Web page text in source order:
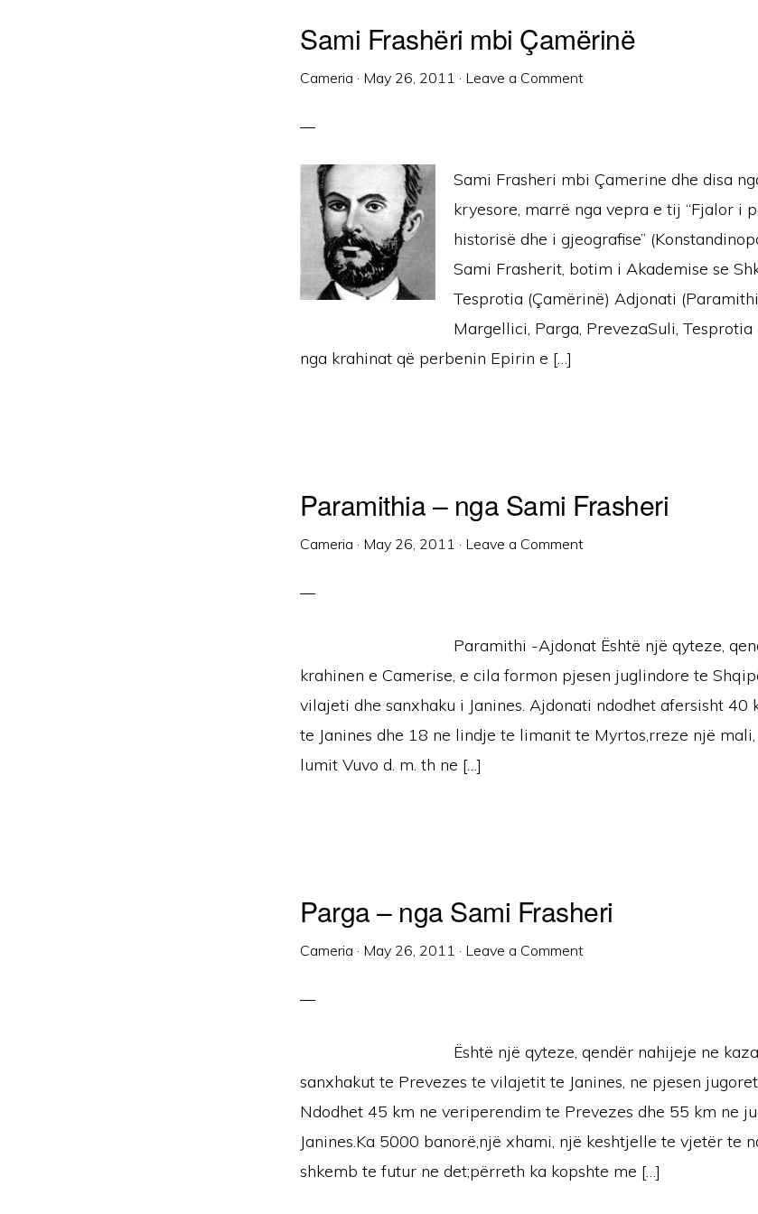
Sami Frashëri mbi Çamërinë
Cameria · May 26, 2011 · Leave a Comment
Sami Frasheri mbi Çamerine dhe disa
kryesore, marrë nga vepra e tij “Fjalor i
historisë dhe i gjeografise”
Sami Frasherit, botim i Akademise se
Tesprotia (Çamërinë) Adjonati
Margellici, Parga, PrevezaSuli, Tesprotia
nga krahinat që perbenin Epirin e […]
Paramithia – nga Sami Frasheri
Cameria · May 26, 2011 · Leave a Comment
Paramithi -Ajdonat Është një qyteze,
krahinen e Camerise, e cila formon pjesen juglindore te
vilajeti dhe sanxhaku i Janines. Ajdonati ndodhet afersisht 40
te Janines dhe 18 ne lindje te limanit te Myrtos,rreze një
lumit Vuvo d. m. th ne […]
Parga – nga Sami Frasheri
Cameria · May 26, 2011 · Leave a Comment
Është një qyteze, qendër nahijeje ne
sanxhakut te Prevezes te vilajetit te Janines, ne pjesen
Ndodhet 45 km ne veriperendim te Prevezes dhe 55 km ne
Janines.Ka 5000 banorë,një xhami, një keshtjelle te vjetër te
shkemb te futur ne det;përreth ka kopshte me […]